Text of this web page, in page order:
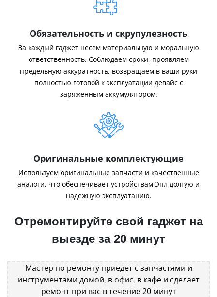
Обязательность и скрупулезность
За каждый гаджет несем материальную и моральную
ответственность. Соблюдаем сроки, проявляем
предельную аккуратность, возвращаем в ваши руки
полностью готовой к эксплуатации девайс с
заряженным аккумулятором.
Оригинальные комплектующие
Используем оригинальные запчасти и качественные
аналоги, что обеспечивает устройствам Эпл долгую и
надежную эксплуатацию.
Отремонтируйте свой гаджет на
выезде за 20 минут
Мастер по ремонту приедет с запчастями и
инструментами домой, в офис, в кафе и сделает
ремонт при вас в течение 20 минут